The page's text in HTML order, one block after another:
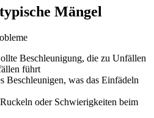
Mängel
Beschleunigung, die zu Unfällen
führt
Beschleunigen, was das Einfädeln
oder Schwierigkeiten beim